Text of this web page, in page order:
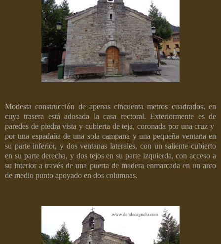
Modesta construcción de apenas cincuenta metros cuadrados, en
cuya trasera está adosada la casa rectoral. Exteriormente es de
paredes de piedra vista y cubierta de teja, coronada por una cruz y
por una espadaña de una sola campana y una pequeña ventana en
su parte inferior, y dos ventanas laterales, con un saliente cubierto
en su parte derecha, y dos tejos en su parte izquierda, con acceso a
su interior a través de una puerta de madera enmarcada en un arco
de medio punto apoyado en dos columnas.